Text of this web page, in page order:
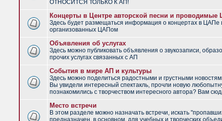
ОТНОСИТСЯ ТОЛЬКО К АП!
Концерты в Центре авторской песни и
Здесь будет размещаться информация о концертах в ЦАПе
организованных ЦАПом
Объявления об услугах
Здесь можно публиковать объявления о звукозаписи,
прочих услугах связанных с АП
События в мире АП и культуры
Здесь можно поделиться радостными и грустными
Вы увидели интересный спектакль, прочли новую
познакомились с творчеством интересного автора? Вам
Место встречи
В этом разделе можно назначать встречи, искать
предназначен, в основном, для учебных и творческих